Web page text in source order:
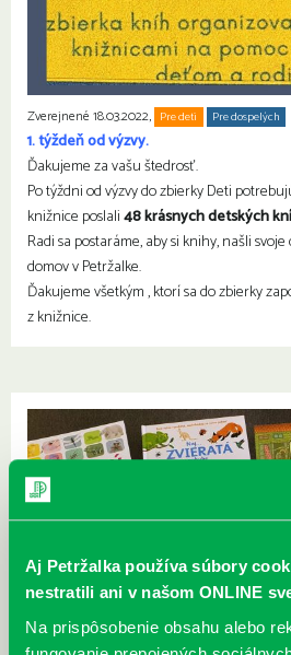
Aj Petržalka používa súbory
nestratili ani v našom ONLINE
Na prispôsobenie obsahu alebo
Zverejnené 18.03.2022, Pre deti Pre dospelých
1. týždeň od výzvy.
Ďakujeme za vašu štedrosť.
Po týždni od výzvy do zbierky Deti
knižnice poslali48 krásnych detských
Radi sa postaráme, aby si knihy, našli
domov v Petržalke.
Ďakujeme všetkým , ktorí sa do zbierky
z knižnice.